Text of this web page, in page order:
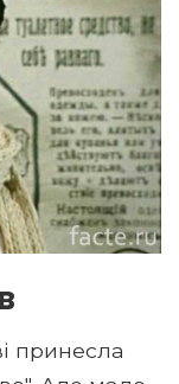
принесла